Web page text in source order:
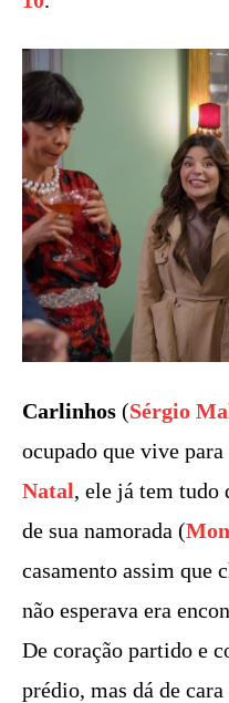
Carlinhos (Sérgio
ocupado que vive
Natal, ele já tem tudo
de sua namorada (
casamento assim que
não esperava era
De coração partido e
prédio, mas dá de